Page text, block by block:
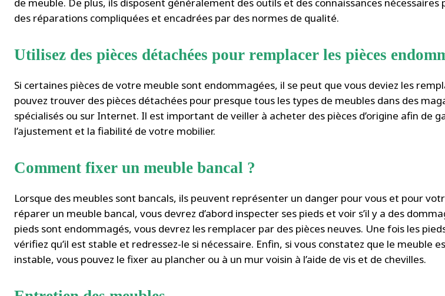
des réparations compliquées et encadrées par des normes de qualité.
Utilisez des pièces détachées pour remplacer les pièces
Si certaines pièces de votre meuble sont endommagées, il se peut que vous deviez les
pouvez trouver des pièces détachées pour presque tous les types de meubles dans des
spécialisés ou sur Internet. Il est important de veiller à acheter des pièces d’origine afin de
l’ajustement et la fiabilité de votre mobilier.
Comment fixer un meuble bancal ?
Lorsque des meubles sont bancals, ils peuvent représenter un danger pour vous et pour
réparer un meuble bancal, vous devrez d’abord inspecter ses pieds et voir s’il y a des
pieds sont endommagés, vous devrez les remplacer par des pièces neuves. Une fois les
vérifiez qu’il est stable et redressez-le si nécessaire. Enfin, si vous constatez que le meuble
instable, vous pouvez le fixer au plancher ou à un mur voisin à l’aide de vis et de chevilles.